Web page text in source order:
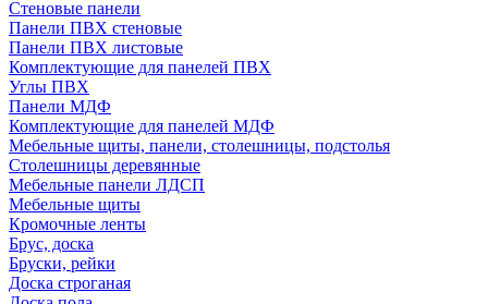
Стеновые панели
Панели ПВХ стеновые
Панели ПВХ листовые
Комплектующие для панелей ПВХ
Углы ПВХ
Панели МДФ
Комплектующие для панелей МДФ
Мебельные щиты, панели, столешницы, подстолья
Столешницы деревянные
Мебельные панели ЛДСП
Мебельные щиты
Кромочные ленты
Брус, доска
Бруски, рейки
Доска строганая